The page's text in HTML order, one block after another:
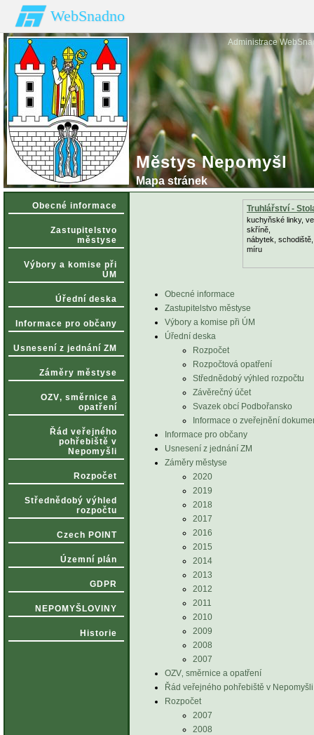
WebSnadno
Administrace
Městys Nepomyšl
Mapa stránek
Obecné informace
Zastupitelstvo
městyse
Výbory a komise při
ÚM
Úřední deska
Informace pro občany
Usnesení z jednání ZM
Záměry městyse
OZV‚ směrnice a
opatření
Řád veřejného
pohřebiště v
Nepomyšli
Rozpočet
Střednědobý výhled
rozpočtu
Czech POINT
Územní plán
GDPR
NEPOMYŠLOVINY
Historie
Truhlářství -
kuchyňské linky,
skříně,
nábytek,
míru
Obecné informace
Zastupitelstvo městyse
Výbory a komise při ÚM
Úřední deska
Rozpočet
Rozpočtová opatření
Střednědobý výhled rozpočtu
Závěrečný účet
Svazek obcí Podbořansko
Informace o zveřejnění
Informace pro občany
Usnesení z jednání ZM
Záměry městyse
2020
2019
2018
2017
2016
2015
2014
2013
2012
2011
2010
2009
2008
2007
OZV‚ směrnice a opatření
Řád veřejného pohřebiště v Nepomyšli
Rozpočet
2007
2008